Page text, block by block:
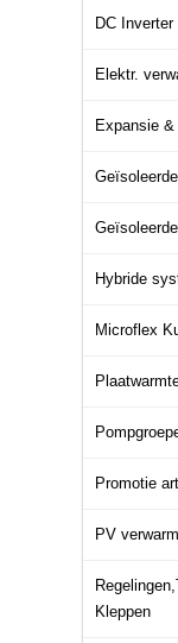
DC
Elektr.
Expansie
Hybride
Microflex
Promotie
PV
Kleppen